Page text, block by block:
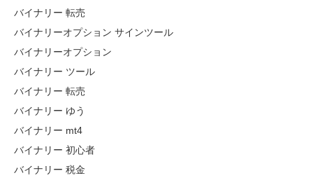
バイナリー 転売
バイナリーオプション サインツール
バイナリーオプション
バイナリー ツール
バイナリー 転売
バイナリー ゆう
バイナリー mt4
バイナリー 初心者
バイナリー 税金